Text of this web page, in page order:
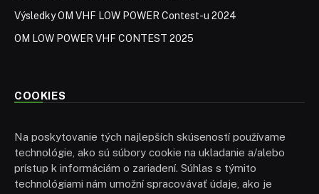
Výsledky OM VHF LOW POWER Contest-u 2024
OM LOW POWER VHF CONTEST 2025
COOKIES
Na poskytovanie tých najlepších skúseností používame
technológie, ako sú súbory cookie na ukladanie a/alebo
prístup k informáciám o zariadení. Súhlas s týmito
technológiami nám umožní spracovávať údaje, ako je